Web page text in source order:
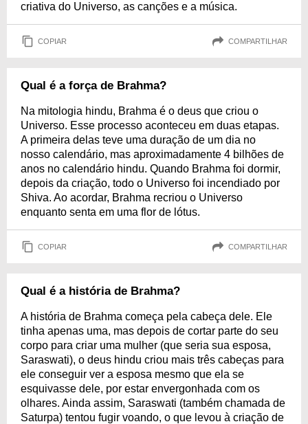
criativa do Universo, as canções e a música.
COPIAR COMPARTILHAR
Qual é a força de Brahma?
Na mitologia hindu, Brahma é o deus que criou o
Universo. Esse processo aconteceu em duas etapas.
A primeira delas teve uma duração de um dia no
nosso calendário, mas aproximadamente 4 bilhões de
anos no calendário hindu. Quando Brahma foi dormir,
depois da criação, todo o Universo foi incendiado por
Shiva. Ao acordar, Brahma recriou o Universo
enquanto senta em uma flor de lótus.
COPIAR COMPARTILHAR
Qual é a história de Brahma?
A história de Brahma começa pela cabeça dele. Ele
tinha apenas uma, mas depois de cortar parte do seu
corpo para criar uma mulher (que seria sua esposa,
Saraswati), o deus hindu criou mais três cabeças para
ele conseguir ver a esposa mesmo que ela se
esquivasse dele, por estar envergonhada com os
olhares. Ainda assim, Saraswati (também chamada de
Saturpa) tentou fugir voando, o que levou à criação de